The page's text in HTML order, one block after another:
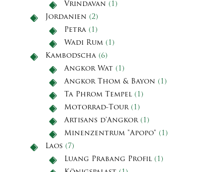
Vrindavan (1)
Jordanien (2)
Petra (1)
Wadi Rum (1)
Kambodscha (6)
Angkor Wat (1)
Angkor Thom & Bayon (1)
Ta Phrom Tempel (1)
Motorrad-Tour(1)
Artisans d'Angkor(1)
Minenzentrum "Apopo" (1)
Laos (7)
Luang Prabang Profil (1)